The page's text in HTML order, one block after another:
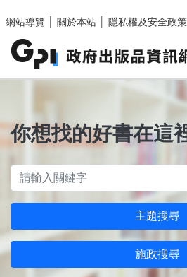
網站導覽
關於本站 隱私權及安全政策
你想找的好書在這
主題搜尋
施政搜尋